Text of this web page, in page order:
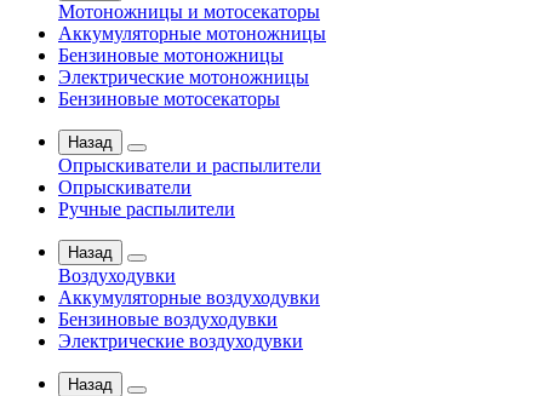
Мотоножницы и мотосекаторы
Аккумуляторные мотоножницы
Бензиновые мотоножницы
Электрические мотоножницы
Бензиновые мотосекаторы
Назад
Опрыскиватели и распылители
Опрыскиватели
Ручные распылители
Назад
Воздуходувки
Аккумуляторные воздуходувки
Бензиновые воздуходувки
Электрические воздуходувки
Назад